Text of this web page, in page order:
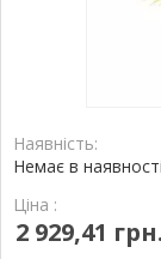
Наявність:
Немає в наявності
Ціна :
2 929,41 грн.